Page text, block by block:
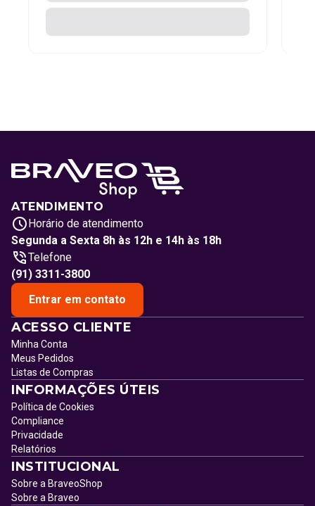
ATENDIMENTO
Horário de atendimento
Segunda a Sexta 8h às 12h e 14h às 18h
Telefone
(91) 3311-3800
Entrar em contato
ACESSO CLIENTE
Minha Conta
Meus Pedidos
Listas de Compras
INFORMAÇÕES ÚTEIS
Política de Cookies
Compliance
Privacidade
Relatórios
INSTITUCIONAL
Sobre a BraveoShop
Sobre a Braveo